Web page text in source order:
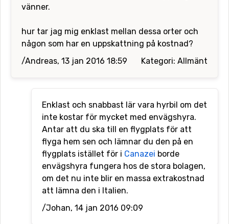
vänner.
hur tar jag mig enklast mellan dessa orter och
någon som har en uppskattning på kostnad?
Kategori: Allmänt
/Andreas, 13 jan 2016 18:59
Enklast och snabbast lär vara hyrbil om det
inte kostar för mycket med envägshyra.
Antar att du ska till en flygplats för att
flyga hem sen och lämnar du den på en
flygplats istället för i Canazei borde
envägshyra fungera hos de stora bolagen,
om det nu inte blir en massa extrakostnad
att lämna den i Italien.
/Johan, 14 jan 2016 09:09